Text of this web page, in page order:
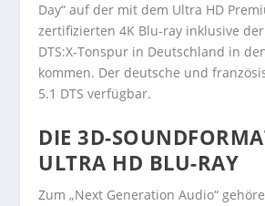
Day“ auf der mit dem Ultra HD
zertifizierten 4K Blu-ray inklusive
DTS:X-Tonspur in Deutschland in
kommen. Der deutsche und
5.1 DTS verfügbar.
DIE 3D-
ULTRA HD BLU-RAY
Zum „Next Generation Audio“